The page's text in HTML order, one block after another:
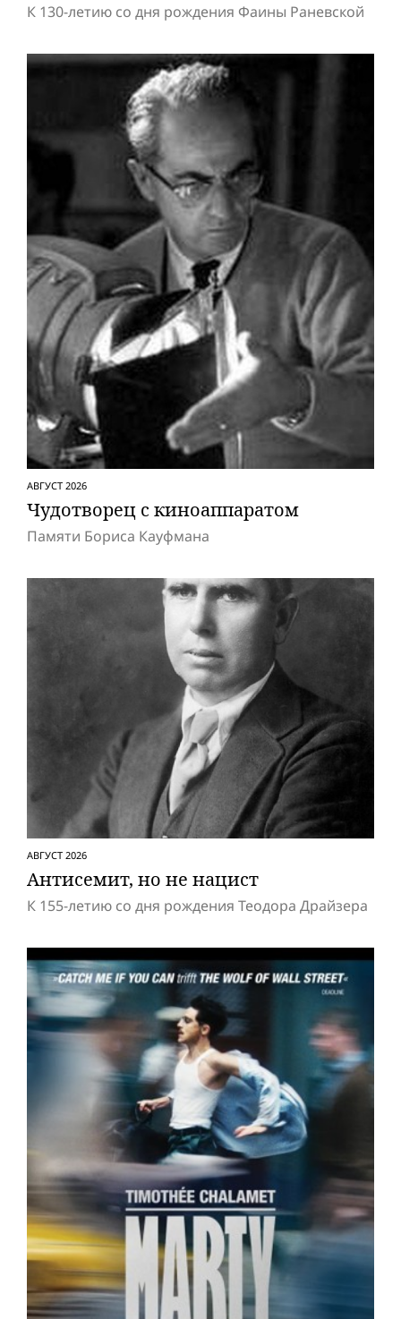
К 130-летию со дня рождения Фаины Раневской
АВГУСТ 2026
Чудотворец с киноаппаратом
Памяти Бориса Кауфмана
АВГУСТ 2026
Антисемит, но не нацист
К 155-летию со дня рождения Теодора Драйзера